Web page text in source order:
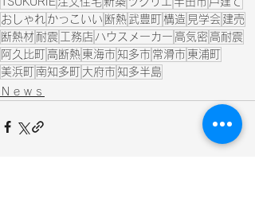
おしゃれ かっこいい 断熱 武豊町構造 見学会 建売
断熱材耐震 工務店 ハウスメーカー 高気密 高耐震
阿久比町 高断熱 東海市 知多市 常滑市 東浦町
美浜町南知多町 大府市 知多半島
Ｎｅｗｓ